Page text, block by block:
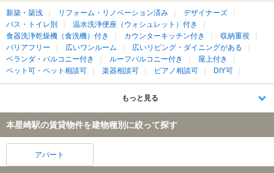
新築・築浅 リフォーム・リノベーション済み
デザイナーズ
バス・トイレ別
温水洗浄便座（ウォシュレット）付き
食器洗浄乾燥機（食洗機）付き
カウンターキッチン付き
収納重視
バリアフリー
広いワンルーム
広いリビング・ダイニングがある
ベランダ・バルコニー付き
ルーフバルコニー付き
屋上付き
ペット可・ペット相談可
楽器相談可 ピアノ相談可 DIY可
もっと見る
本星崎駅の賃貸物件を建物種別に絞って探す
アパート